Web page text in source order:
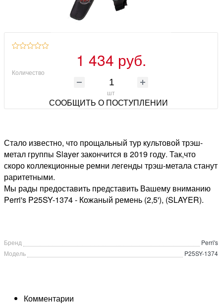
1 434 руб.
Количество
шт
СООБЩИТЬ О ПОСТУПЛЕНИИ
Стало известно, что прощальный тур культовой трэш-
метал группы Slayer закончится в 2019 году. Так,что
скоро коллекционные ремни легенды трэш-метала станут
раритетными.
Мы рады предоставить представить Вашему вниманию
Perri's P25SY-1374 - Кожаный ремень (2,5'), (SLAYER).
Бренд
Perri's
Модель
P25SY-1374
Комментарии